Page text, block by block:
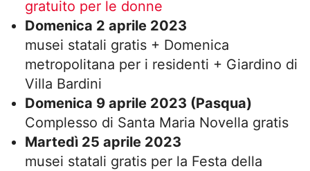
gratuito per le donne
Domenica 2 aprile 2023
musei statali gratis + Domenica
metropolitana per i residenti + Giardino di
Villa Bardini
Domenica 9 aprile 2023 (Pasqua)
Complesso di Santa Maria Novella gratis
Martedì 25 aprile 2023
musei statali gratis per la Festa della